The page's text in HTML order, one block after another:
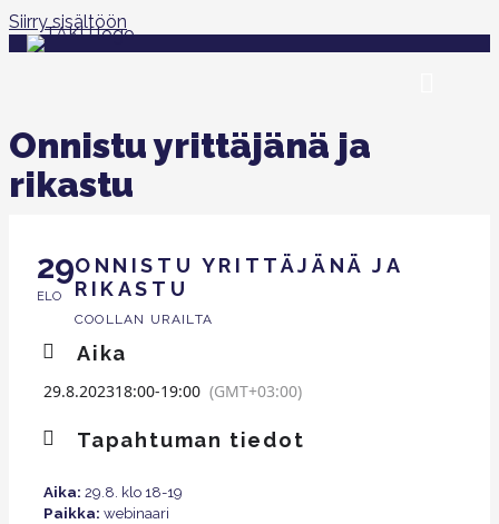
Siirry sisältöön
Onnistu yrittäjänä ja
rikastu
29
ELO
ONNISTU YRITTÄJÄNÄ JA
RIKASTU
COOLLAN URAILTA
Aika
29.8.202318:00-19:00 (GMT+03:00)
Tapahtuman tiedot
Aika: 29.8. klo 18-19
Paikka: webinaari